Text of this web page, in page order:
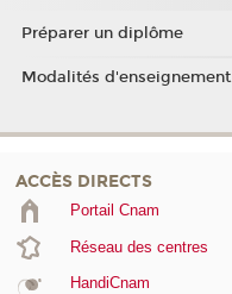
Préparer un diplôme
Modalités d'enseignement
ACCÈS DIRECTS
Portail Cnam
Réseau des centres
HandiCnam